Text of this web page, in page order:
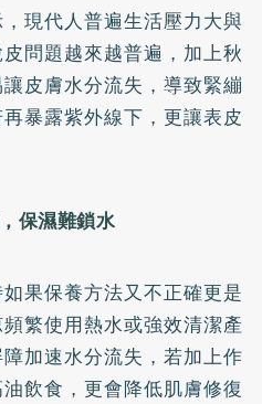
現代人普遍生活壓力大與
問題越來越普遍，加上秋
皮膚水分流失，導致緊繃
暴露紫外線下，更讓表皮
保濕難鎖水
果保養方法又不正確更是
繁使用熱水或強效清潔產
加速水分流失，若加上作
飲食，更會降低肌膚修復